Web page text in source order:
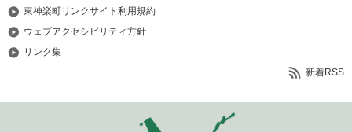
東神楽町リンクサイト利用規約
ウェブアクセシビリティ方針
リンク集
新着RSS